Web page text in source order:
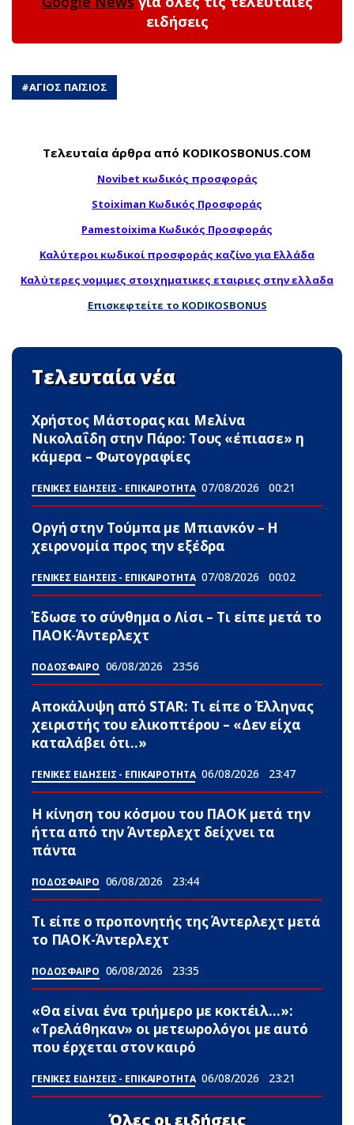
ειδήσεις
#ΑΓΙΟΣ ΠΑΪΣΙΟΣ
Τελευταία άρθρα από KODIKOSBONUS.COM
Novibet κωδικός προσφοράς
Stoiximan Κωδικός Προσφοράς
Pamestoixima Κωδικός Προσφοράς
Καλύτεροι κωδικοί προσφοράς καζίνο για Ελλάδα
Καλύτερες νομιμες στοιχηματικες εταιριες στην ελλαδα
Επισκεφτείτε το KODIKOSBONUS
Τελευταία νέα
Χρήστος Μάστορας και Μελίνα
Νικολαΐδη στην Πάρο: Τους «έπιασε» η
κάμερα – Φωτογραφίες
ΓΕΝΙΚΕΣ ΕΙΔΗΣΕΙΣ - ΕΠΙΚΑΙΡΟΤΗΤΑ 07/08/2026 00:21
Οργή στην Τούμπα με Μπιανκόν – Η
χειρονομία προς την εξέδρα
ΓΕΝΙΚΕΣ ΕΙΔΗΣΕΙΣ - ΕΠΙΚΑΙΡΟΤΗΤΑ 07/08/2026 00:02
Έδωσε το σύνθημα ο Λίσι – Τι είπε μετά το
ΠΑΟΚ-Άντερλεχτ
ΠΟΔΟΣΦΑΙΡΟ 06/08/2026 23:56
Αποκάλυψη από STAR: Τι είπε ο Έλληνας
χειριστής του ελικοπτέρου – «Δεν είχα
καταλάβει ότι..»
ΓΕΝΙΚΕΣ ΕΙΔΗΣΕΙΣ - ΕΠΙΚΑΙΡΟΤΗΤΑ 06/08/2026 23:47
Η κίνηση του κόσμου του ΠΑΟΚ μετά την
ήττα από την Άντερλεχτ δείχνει τα
πάντα
ΠΟΔΟΣΦΑΙΡΟ 06/08/2026 23:44
Τι είπε ο προπονητής της Άντερλεχτ μετά
το ΠΑΟΚ-Άντερλεχτ
ΠΟΔΟΣΦΑΙΡΟ 06/08/2026 23:35
«Θα είναι ένα τριήμερο με κοκτέιλ…»:
«Τρελάθηκαν» οι μετεωρολόγοι με αuτό
που έρχεται στον καιρό
ΓΕΝΙΚΕΣ ΕΙΔΗΣΕΙΣ - ΕΠΙΚΑΙΡΟΤΗΤΑ 06/08/2026 23:21
Όλες οι ειδήσεις